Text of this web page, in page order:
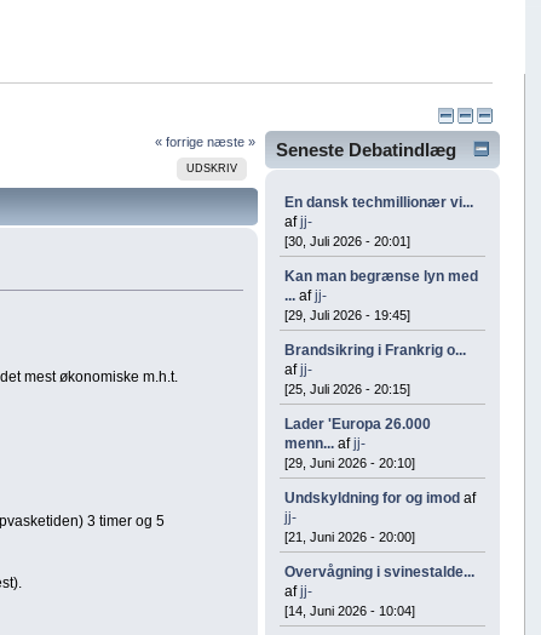
« forrige næste »
UDSKRIV
mest økonomiske m.h.t.
3 timer og 5
Seneste Debatindlæg
En dansk techmillionær vi...
afjj-
[30, Juli 2026 - 20:01]
Kan man begrænse lyn med
... afjj-
[29, Juli 2026 - 19:45]
Brandsikring i Frankrig o...
afjj-
[25, Juli 2026 - 20:15]
Lader 'Europa 26.000
menn... afjj-
[29, Juni 2026 - 20:10]
Undskyldning for og imod af
jj-
[21, Juni 2026 - 20:00]
Overvågning i svinestalde...
afjj-
[14, Juni 2026 - 10:04]